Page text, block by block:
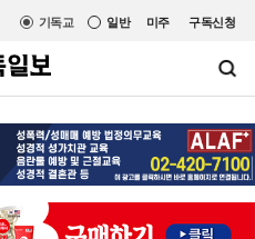
미주 구독신청
일반
기독교